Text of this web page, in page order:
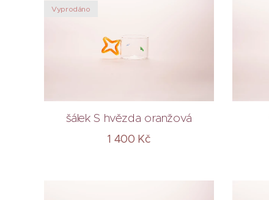
šálek S hvězda oranžová
Vyprodáno
1 400 Kč